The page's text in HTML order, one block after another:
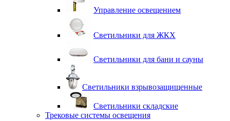
Управление освещением
Светильники для ЖКХ
Светильники для бани и сауны
Светильники взрывозащищенные
Светильники складские
Трековые системы освещения